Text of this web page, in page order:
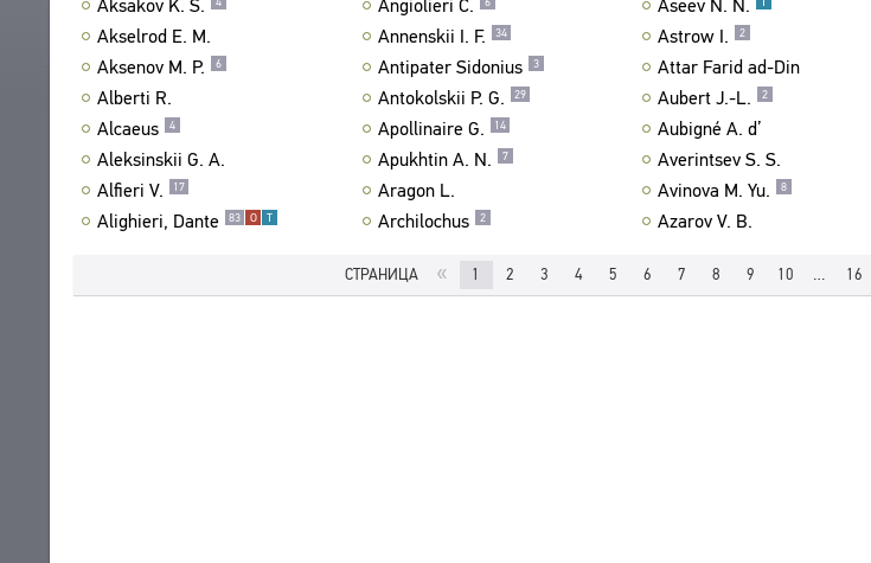
Aksakov K. S.
Akselrod E. M.
Aksenov M. P.
6
Alberti R.
Alcaeus
4
Aleksinskii G. A.
Alfieri V.
17
Alighieri, Dante 83 О Т
Angiolieri C.
Annenskii I. F. 34
Antipater Sidonius 3
Antokolskii P. G. 29
Apollinaire G. 14
Apukhtin A. N. 7
Aragon L.
Archilochus
2
Aseev N. N.
Astrow I. 2
Attar Farid ad-Din
Aubert J.-L.
2
Aubigné A. d’
Averintsev S. S.
Avinova M. Yu.
8
Azarov V. B.
СТРАНИЦА « 1 2 3 4 5 6 7 8 9 10 … 16
СОСТАВИТЕЛИ
ПРОИЗВЕДЕНИЯ
ИЗДАНИЯ
СЛОВНИК
ВСЕ БИОСПРАВКИ
ТЕЗАУРУС
СТРУКТУРА
О ПРОЕКТЕ